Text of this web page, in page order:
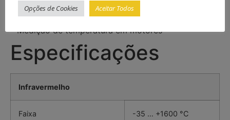
– Técnicas de calefação e climatização
– Controle na produção
– Medição de temperatura em motores
Especificações
Infravermelho
Faixa -35 … +1600 °C
Opções de Cookies Aceitar Todos